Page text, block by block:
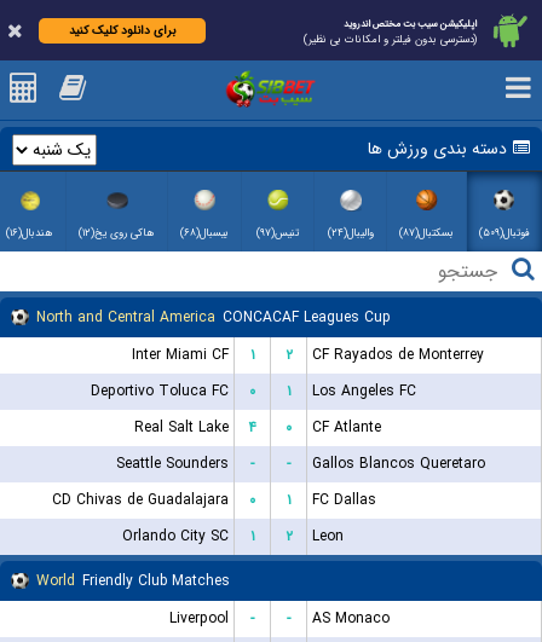
اپلیکیشن سیب بت مختص اندروید
(دسترسی بدون فیلتر و امکانات بی نظیر)
برای دانلود کلیک کنید
دسته بندی ورزش ها
فوتبال(۵۰۹) بسکتبال(۸۷) والیبال(۲۴) تنیس(۹۷) بیسبال(۶۸) هاکی روی یخ(۱۲) هندبال(۱۶)
North and Central America CONCACAF Leagues Cup
Inter Miami CF
۱ ۲
CF Rayados de Monterrey
Deportivo Toluca FC
۰ ۱
Los Angeles FC
Real Salt Lake
۴ ۰
CF Atlante
Seattle Sounders
- -
Gallos Blancos Queretaro
CD Chivas de Guadalajara
۰ ۱
FC Dallas
Orlando City SC
۱ ۲
Leon
World Friendly Club Matches
Liverpool
- -
AS Monaco